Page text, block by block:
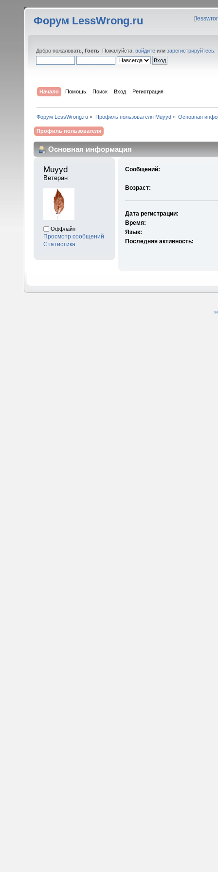
Форум LessWrong.ru [
Добро пожаловать, Гость . Пожалуйста, войдите или зарегистрируйтесь
Начало Помощь Поиск Вход Регистрация
Форум LessWrong.ru » Профиль пользователя Muyyd» Основная
Профиль пользователя
Основная информация
Muyyd
Ветеран
Оффлайн
Просмотр сообщений
Статистика
Сообщений:
Возраст:
Дата регистрации:
Время:
Язык:
Последняя активность: